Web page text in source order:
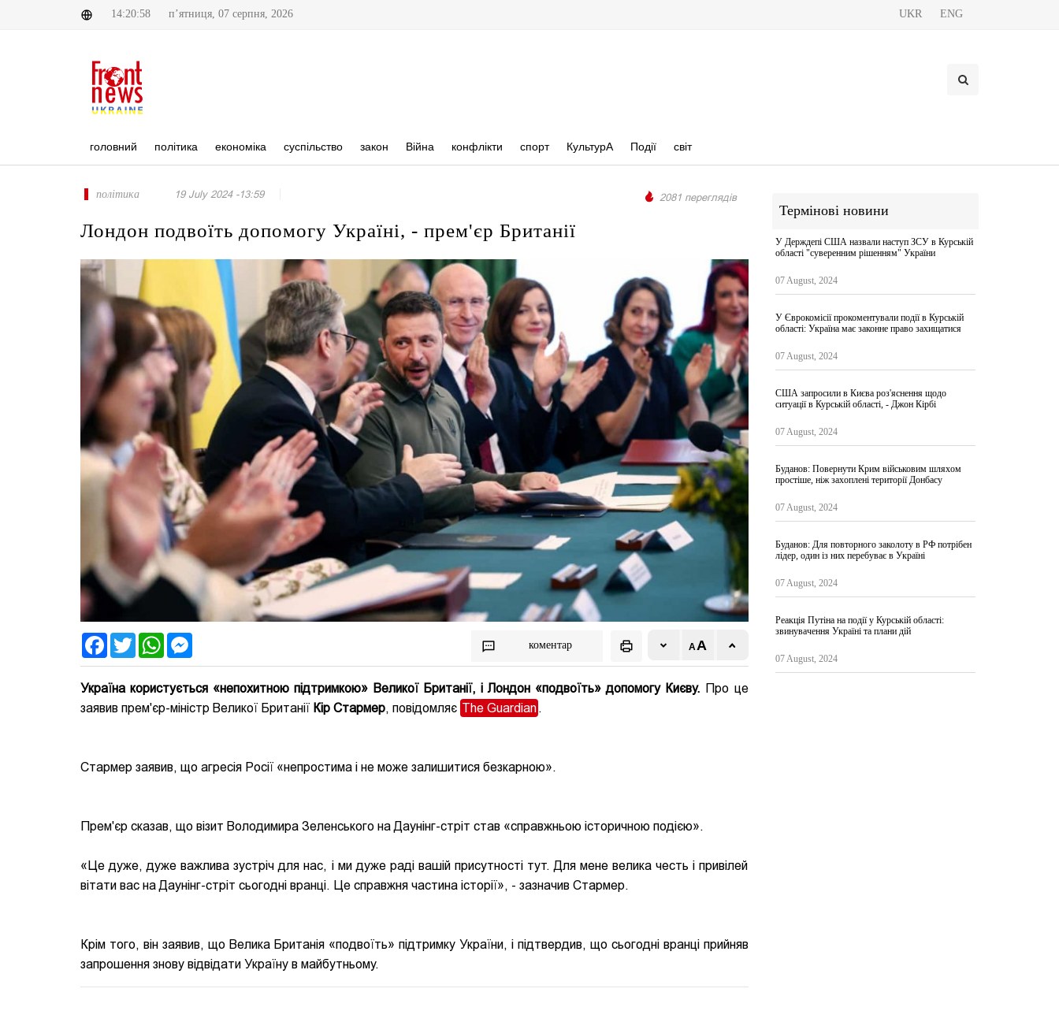
14:20:58 п’ятниця, 07 серпня, 2026 UKR ENG
головний політика економіка суспільство закон Війна конфлікти спорт КультурА Події світ
політика 19 July 2024 -13:59 2081 переглядів
Лондон подвоїть допомогу Україні, - прем'єр Британії
FacebookTwitter WhatsApp коментар
Україна користується «непохитною підтримкою» Великої Британії, і Лондон «подвоїть» допомогу Києву. Про це
заявив прем'єр-міністр Великої Британії Кір Стармер, повідомляє The Guardian.
Стармер заявив, що агресія Росії «непростима і не може залишитися безкарною».
Прем'єр сказав, що візит Володимира Зеленського на Даунінг-стріт став «справжньою історичною подією».
«Це дуже, дуже важлива зустріч для нас, і ми дуже раді вашій присутності тут. Для мене велика честь і привілей
вітати вас на Даунінг-стріт сьогодні вранці. Це справжня частина історії», - зазначив Стармер.
Крім того, він заявив, що Велика Британія «подвоїть» підтримку України, і підтвердив, що сьогодні вранці прийняв
запрошення знову відвідати Україну в майбутньому.
Термінові новини
У Держдепі США назвали наступ ЗСУ в Курській
області "суверенним рішенням" України
07 August, 2024
У Єврокомісії прокоментували події в Курській
області: Україна має законне право захищатися
07 August, 2024
США запросили в Києва роз'яснення щодо
ситуації в Курській області, - Джон Кірбі
07 August, 2024
Буданов: Повернути Крим військовим шляхом
простіше, ніж захоплені території Донбасу
07 August, 2024
Буданов: Для повторного заколоту в РФ потрібен
лідер, один із них перебуває в Україні
07 August, 2024
Реакція Путіна на події у Курській області:
звинувачення Україні та плани дій
07 August, 2024